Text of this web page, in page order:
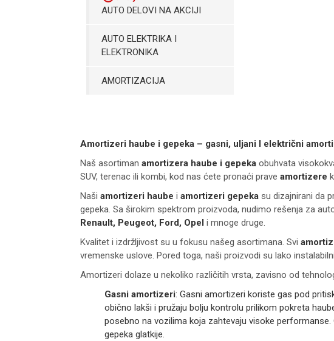
AUTO DELOVI NA AKCIJI
AUTO ELEKTRIKA I
ELEKTRONIKA
AMORTIZACIJA
Amortizeri haube i gepeka – gasni, uljani I električni
Naš asortiman amortizera haube i gepeka obuhvata
SUV, terenac ili kombi, kod nas ćete pronaći prave amortizere
Naši amortizeri haube i amortizeri gepeka su dizajnirani da
gepeka. Sa širokim spektrom proizvoda, nudimo rešenja za
Renault, Peugeot, Ford, Opel i mnoge druge.
Kvalitet i izdržljivost su u fokusu našeg asortimana. Svi
vremenske uslove. Pored toga, naši proizvodi su lako
Amortizeri dolaze u nekoliko različitih vrsta, zavisno od
Gasni amortizeri: Gasni amortizeri koriste gas pod
obično lakši i pružaju bolju kontrolu prilikom pokreta
posebno na vozilima koja zahtevaju visoke
gepeka glatkije.